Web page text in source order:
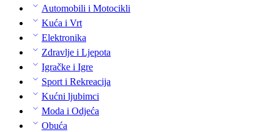
Automobili i Motocikli
Kuća i Vrt
Elektronika
Zdravlje i Ljepota
Igračke i Igre
Sport i Rekreacija
Kućni ljubimci
Moda i Odjeća
Obuća